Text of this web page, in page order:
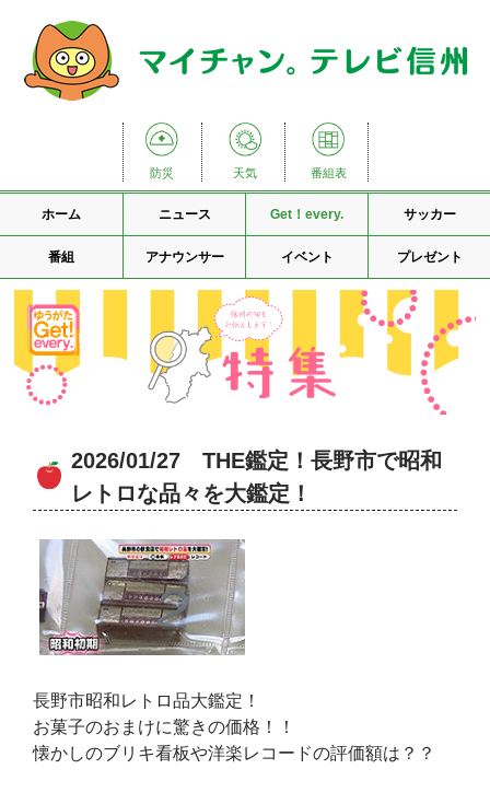
防災 天気 番組表
ホーム ニュース Get！every. サッカー
番組 アナウンサー イベント プレゼント
2026/01/27 THE鑑定！長野市で昭和
レトロな品々を大鑑定！
長野市昭和レトロ品大鑑定！
お菓子のおまけに驚きの価格！！
懐かしのブリキ看板や洋楽レコードの評価額は？？